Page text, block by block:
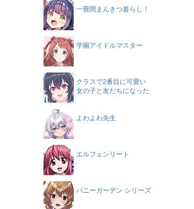
一畳間まんきつ暮らし！
学園アイドルマスター
クラスで2番目に可愛い
女の子と友だちになった
よわよわ先生
エルフェンリート
バニーガーデン シリーズ